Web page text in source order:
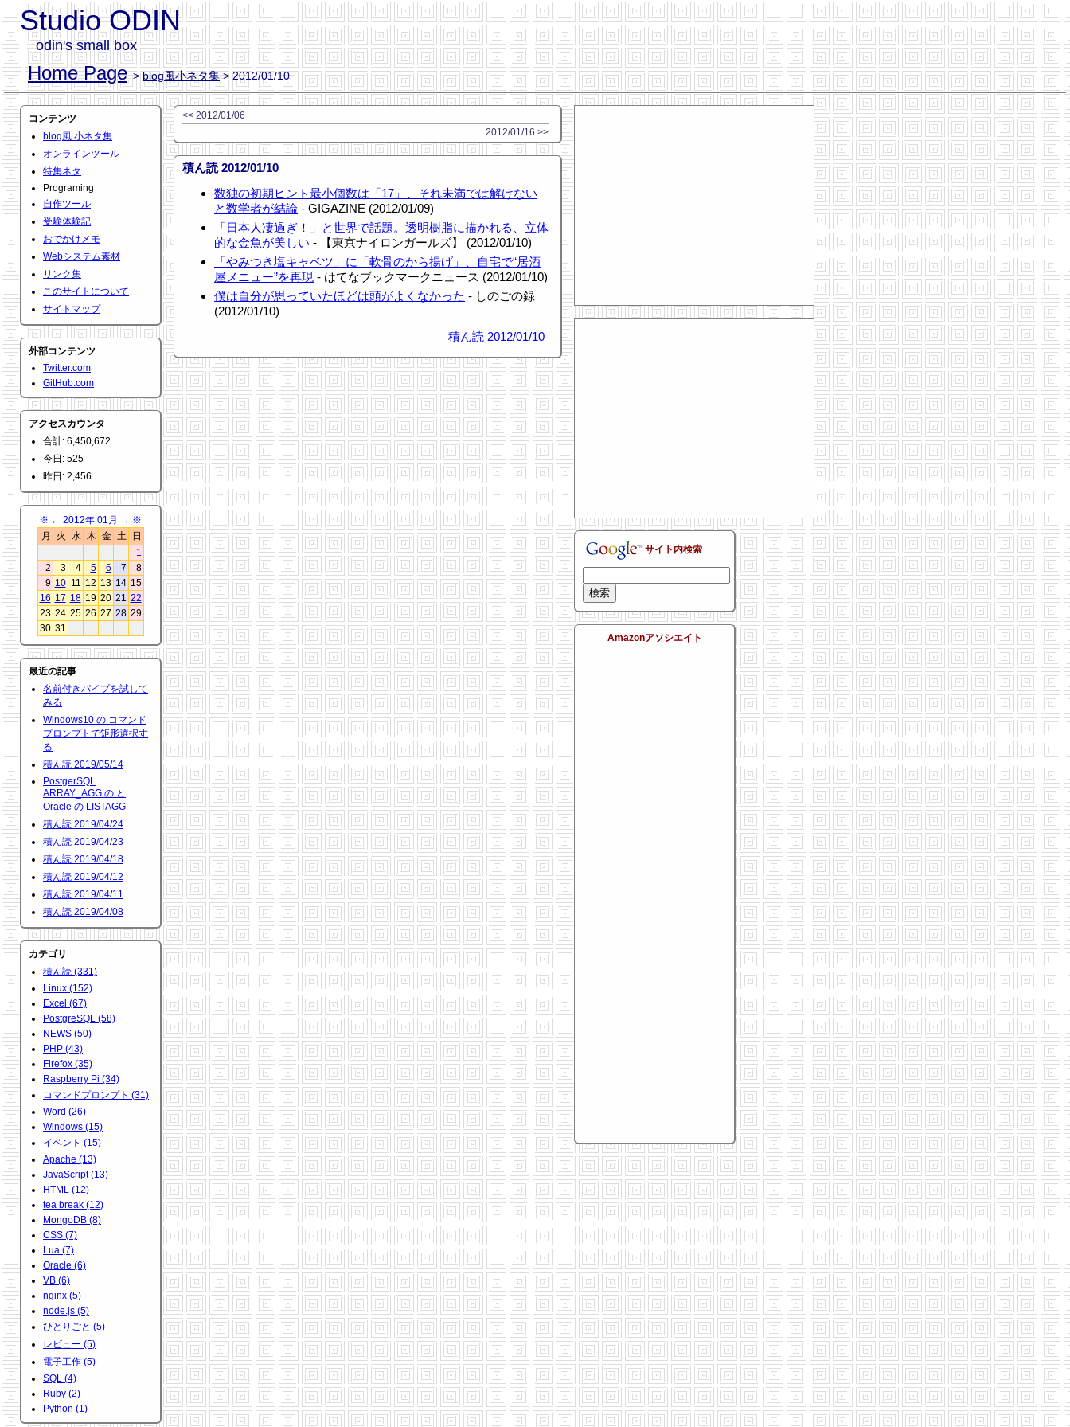
Studio ODIN
odin's small box
Home Page >blog風小ネタ集> 2012/01/10
コンテンツ
blog風 小ネタ集
オンラインツール
特集ネタ
Programing
自作ツール
受験体験記
おでかけメモ
Webシステム素材
リンク集
このサイトについて
サイトマップ
外部コンテンツ
Twitter.com
GitHub.com
アクセスカウンタ
合計: 6,450,672
今日: 525
昨日: 2,456
※ ← 2012年 01月 → ※
月
火 水 木 金 土
日
1
2
3 4 5 6 7
8
9 10 11 12 13 14 15
16 17 18 19 20 21 22
23 24 25 26 27 28 29
30 31
最近の記事
名前付きパイプを試して
みる
Windows10 の コマンド
プロンプトで矩形選択す
る
積ん読 2019/05/14
PostgerSQL
ARRAY_AGG の と
Oracle の LISTAGG
積ん読 2019/04/24
積ん読 2019/04/23
積ん読 2019/04/18
積ん読 2019/04/12
積ん読 2019/04/11
積ん読 2019/04/08
カテゴリ
積ん読 (331)
Linux (152)
Excel (67)
PostgreSQL (58)
NEWS (50)
PHP (43)
Firefox (35)
Raspberry Pi (34)
コマンドプロンプト (31)
Word (26)
Windows (15)
イベント (15)
Apache (13)
JavaScript (13)
HTML (12)
tea break (12)
MongoDB (8)
CSS (7)
Lua (7)
Oracle (6)
VB (6)
nginx (5)
node.js (5)
ひとりごと (5)
レビュー (5)
電子工作 (5)
SQL (4)
Ruby (2)
Python (1)
<< 2012/01/06
2012/01/16 >>
積ん読 2012/01/10
数独の初期ヒント最小個数は「17」、それ未満では解けない
と数学者が結論 - GIGAZINE (2012/01/09)
「日本人凄過ぎ！」と世界で話題。透明樹脂に描かれる、立体
的な金魚が美しい - 【東京ナイロンガールズ】 (2012/01/10)
「やみつき塩キャベツ」に「軟骨のから揚げ」、自宅で“居酒
屋メニュー”を再現 - はてなブックマークニュース (2012/01/10)
僕は自分が思っていたほどは頭がよくなかった - しのごの録
(2012/01/10)
積ん読 2012/01/10
サイト内検索
Amazonアソシエイト